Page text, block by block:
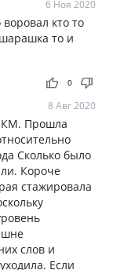
6 Ноя 2020
кто то
то и
thumb_up thumb_down
0
8 Авг 2020
КМ. Прошла
Сколько было
Короче
стажировала
слов и
Если